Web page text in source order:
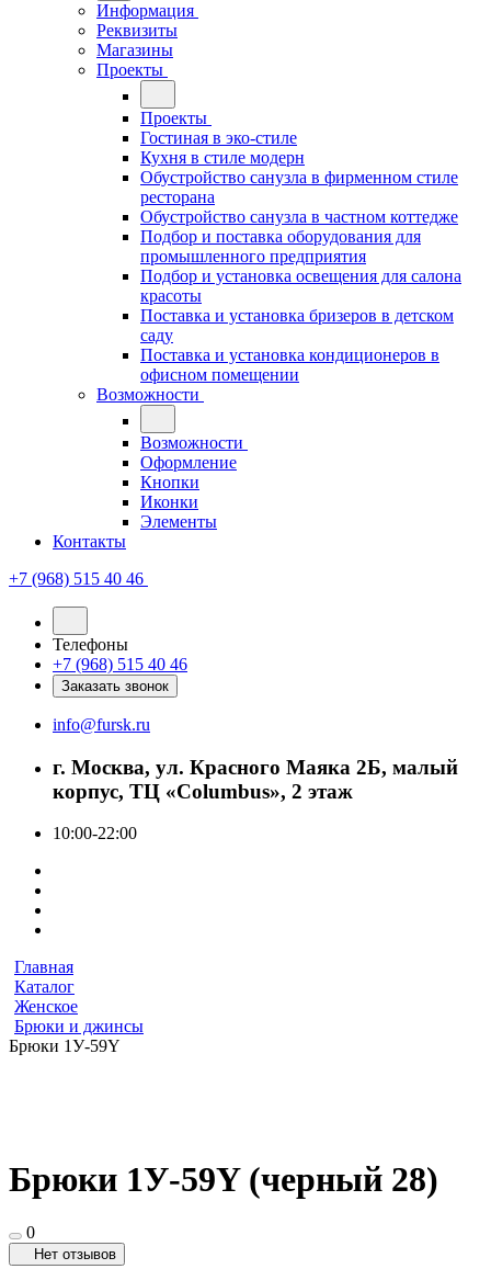
Информация
Реквизиты
Магазины
Проекты
Проекты
Гостиная в эко-стиле
Кухня в стиле модерн
Обустройство санузла в фирменном стиле
ресторана
Обустройство санузла в частном коттедже
Подбор и поставка оборудования для
промышленного предприятия
Подбор и установка освещения для салона
красоты
Поставка и установка бризеров в детском
саду
Поставка и установка кондиционеров в
офисном помещении
Возможности
Возможности
Оформление
Кнопки
Иконки
Элементы
Контакты
+7 (968) 515 40 46
Телефоны
+7 (968) 515 40 46
Заказать звонок
info@fursk.ru
г. Москва, ул. Красного Маяка 2Б, малый
корпус, ТЦ «Columbus», 2 этаж
10:00-22:00
Главная
Каталог
Женское
Брюки и джинсы
Брюки 1У-59Y
Брюки 1У-59Y (черный 28)
0
Нет отзывов